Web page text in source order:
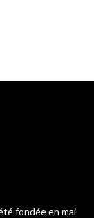
fondée en mai